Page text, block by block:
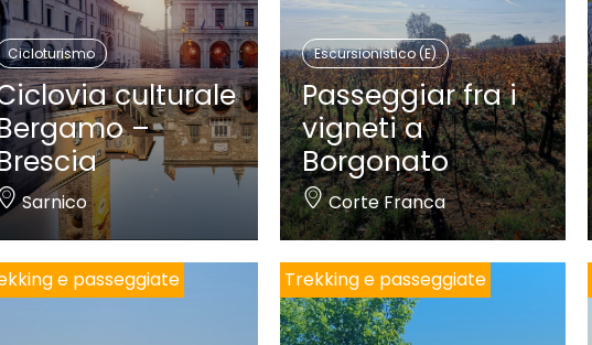
Cicloturismo
culturale
–
Sarnico
Escursionistico (E)
Passeggiar fra i
vigneti a
Borgonato
Corte Franca
e passeggiate Trekking e passeggiate